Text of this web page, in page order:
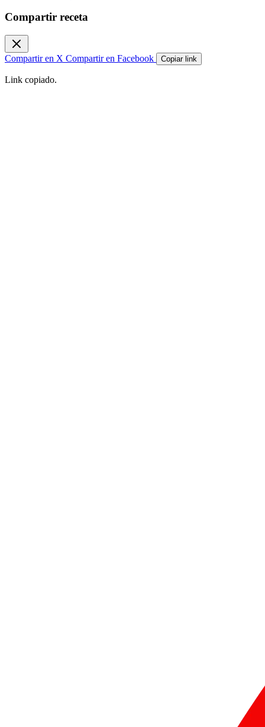
Compartir receta
Compartir en X Compartir en Facebook Copiar link
Link copiado.